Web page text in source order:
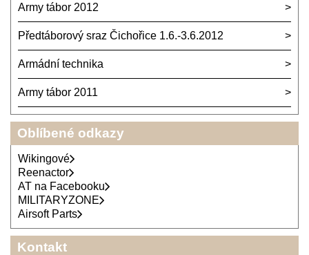
Army tábor 2012
Předtáborový sraz Čichořice 1.6.-3.6.2012
Armádní technika
Army tábor 2011
Oblíbené odkazy
Wikingové
Reenactor
AT na Facebooku
MILITARYZONE
Airsoft Parts
Kontakt